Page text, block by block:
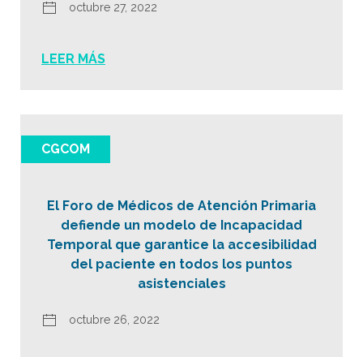
octubre 27, 2022
LEER MÁS
CGCOM
El Foro de Médicos de Atención Primaria
defiende un modelo de Incapacidad
Temporal que garantice la accesibilidad
del paciente en todos los puntos
asistenciales
octubre 26, 2022